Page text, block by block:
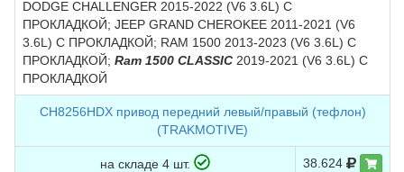
DODGE CHALLENGER 2015-2022 (V6 3.6L) С
ПРОКЛАДКОЙ; JEEP GRAND CHEROKEE 2011-2021 (V6
3.6L) С ПРОКЛАДКОЙ; RAM 1500 2013-2023 (V6 3.6L) С
ПРОКЛАДКОЙ; Ram 1500 CLASSIC 2019-2021 (V6 3.6L) С
ПРОКЛАДКОЙ
CH8256HDX привод передний левый/правый (тефлон)
(TRAKMOTIVE)
на складе 4 шт. 38.624